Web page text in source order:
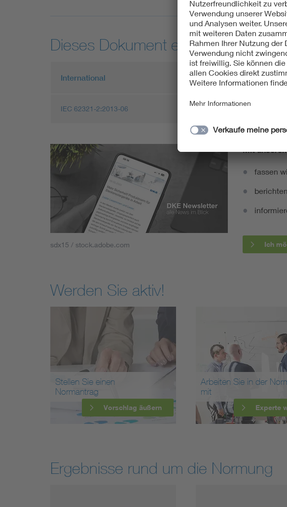
Dieses Dokument entspricht:
International
IEC 62321-2:2013-06
sdx15 / stock.adobe.com
Mit
fassen
Ich
Werden Sie aktiv!
Stellen Sie einen
Normantrag
Vorschlag äußern
Arbeiten Sie in der
mit
Experte
Ergebnisse rund um die Normung